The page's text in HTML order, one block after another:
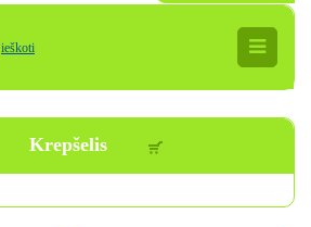
ieškoti
Krepšelis